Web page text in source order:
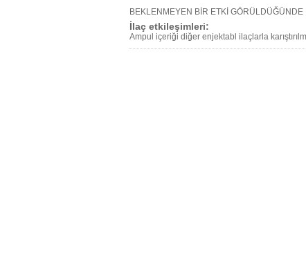
BEKLENMEYEN BİR ETKİ
İlaç etkileşimleri:
Ampul içeriği diğer enjektabl ilaçlarla